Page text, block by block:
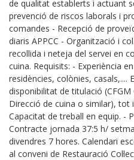
de qualitat establerts i actuant
prevenció de riscos laborals i
comandes - Recepció de
diaris APPCC - Organització i
recollida i neteja del servei en
cuina. Requisits: - Experiència
residències, colònies, casals,....
disponibilitat de titulació (CFGM
Direcció de cuina o similar), tot
Capacitat de treball en equip. -
Contracte jornada 37:5 h/
divendres 7 hores. Calendari
al conveni de Restauració